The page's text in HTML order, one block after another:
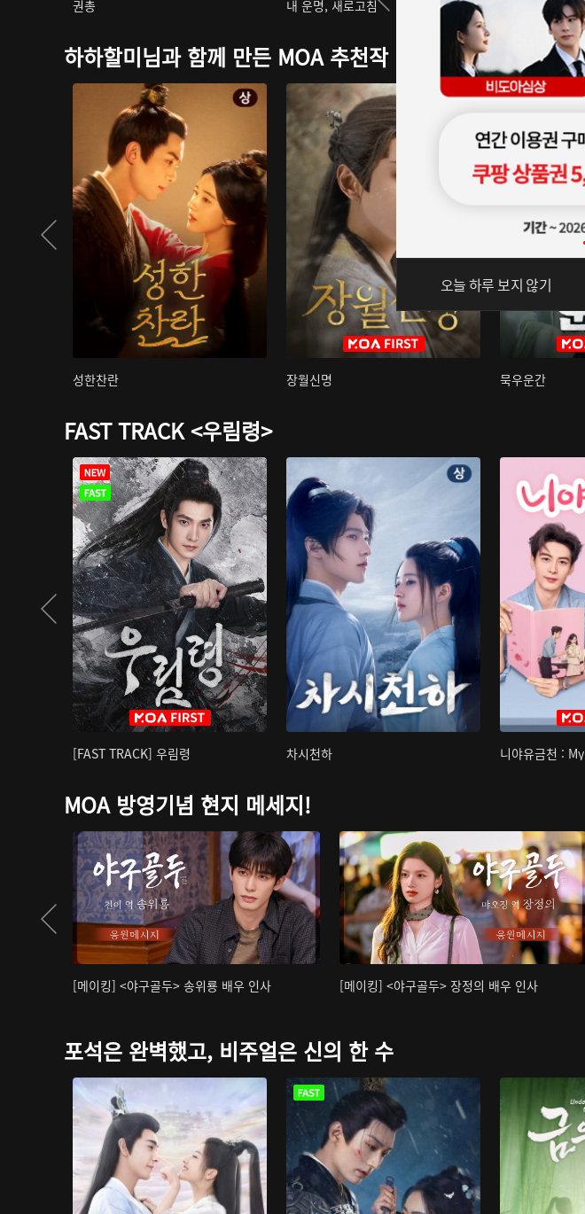
권총 내 운명, 새로고침
하하할미님과 함께 만든 MOA 추천작
성한찬란 장월신명 묵우운간
FAST TRACK <우림령>
[FAST TRACK] 우림령 차시천하 니야유금천 :
MOA 방영기념 현지 메세지!
[메이킹] <야구골두> 송위룡 배우 인사 [메이킹] <야구골두> 장정의 배우 인사
포석은 완벽했고, 비주얼은 신의 한 수
오늘 하루 보지 않기